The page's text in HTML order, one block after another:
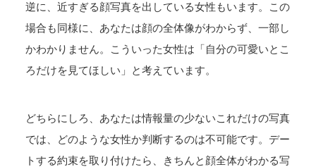
逆に、近すぎる顔写真を出している女性もいます。この
場合も同様に、あなたは顔の全体像がわからず、一部し
かわかりません。こういった女性は「自分の可愛いとこ
ろだけを見てほしい」と考えています。
どちらにしろ、あなたは情報量の少ないこれだけの写真
では、どのような女性か判断するのは不可能です。デー
トする約束を取り付けたら、きちんと顔全体がわかる写